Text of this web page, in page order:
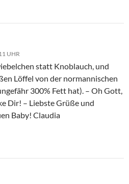
UHR
statt Knoblauch, und
Löffel von der normannischen
300% Fett hat). – Oh Gott,
Dir! – Liebste Grüße und
Baby! Claudia